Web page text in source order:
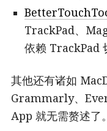
TrackPad、
依赖 TrackPad
其他还有诸如
Grammarly、
App 就无需赘述了。